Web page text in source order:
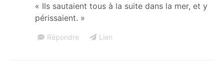
« Ils sautaient tous à la suite dans la mer, et y
périssaient. »
Répondre Lien